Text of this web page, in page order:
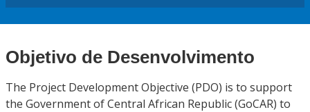
Objetivo de Desenvolvimento
The Project Development Objective (PDO) is to support
the Government of Central African Republic (GoCAR) to